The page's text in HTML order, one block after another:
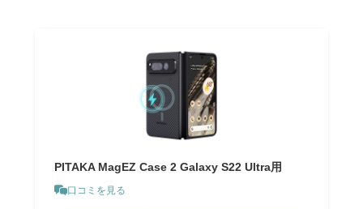
PITAKA MagEZ Case 2 Galaxy S22 Ultra用
口コミを見る